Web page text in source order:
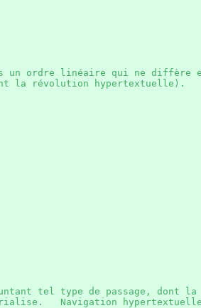
ordre linéaire qui ne diffère
la révolution hypertextuelle).
tel type de passage, dont
Navigation